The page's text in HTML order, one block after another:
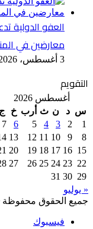
العفو الدولية
معارضين في
3 أغسطس، 2026
التقويم
أغسطس 2026
س د ن ث أرب خ
ج
1
2
3
4
5
6
7
8
9
10
11
12
13
15
16
17
18
19
20
22
23
24
25
26
27
29
30
31
« يوليو
جميع الحقوق محفوظة ©
فيسبوك